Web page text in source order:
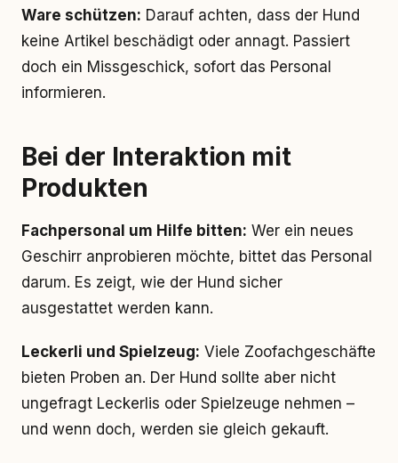
Ware schützen: Darauf achten, dass der Hund
keine Artikel beschädigt oder annagt. Passiert
doch ein Missgeschick, sofort das Personal
informieren.
Bei der Interaktion mit
Produkten
Fachpersonal um Hilfe bitten: Wer ein neues
Geschirr anprobieren möchte, bittet das Personal
darum. Es zeigt, wie der Hund sicher
ausgestattet werden kann.
Leckerli und Spielzeug: Viele Zoofachgeschäfte
bieten Proben an. Der Hund sollte aber nicht
ungefragt Leckerlis oder Spielzeuge nehmen –
und wenn doch, werden sie gleich gekauft.